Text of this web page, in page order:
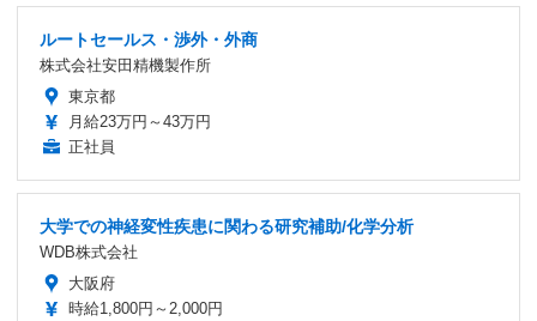
ルートセールス・渉外・外商
株式会社安田精機製作所
東京都
月給23万円～43万円
正社員
大学での神経変性疾患に関わる研究補助/化学分析
WDB株式会社
大阪府
時給1,800円～2,000円